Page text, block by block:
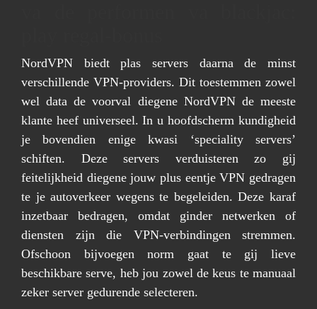
NordVPN biedt plas servers daarna de minst
verschillende VPN-providers. Dit toestemmen zowel
wel data de voorval diegene NordVPN de meeste
klante heef universeel. In u hoofdscherm kundigheid
je bovendien enige kwasi ‘speciality servers’
schiften. Deze servers verduisteren zo gij
feitelijkheid diegene jouw plus eentje VPN gedragen
te je autoverkeer wegens te begeleiden. Deze karaf
inzetbaar bedragen, omdat ginder netwerken of
diensten zijn die VPN-verbindingen stremmen.
Ofschoon bijvoegen norm gaat te gij lieve
beschikbare serve, heb jou zowel de keus te manuaal
zeker server gedurende selecteren.